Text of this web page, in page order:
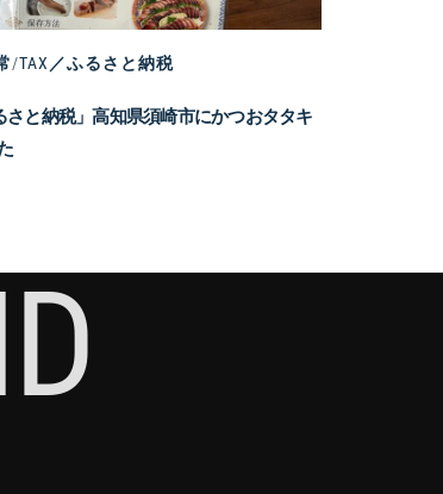
/TAX／ふるさと納税
さと納税」高知県須崎市にかつおタタキ